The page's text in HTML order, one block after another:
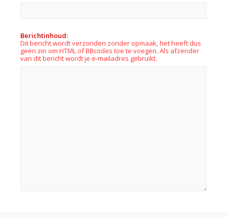
Berichtinhoud:
Dit bericht wordt verzonden zonder opmaak, het heeft dus
geen zin om HTML of BBcodes toe te voegen. Als afzender
van dit bericht wordt je e-mailadres gebruikt.